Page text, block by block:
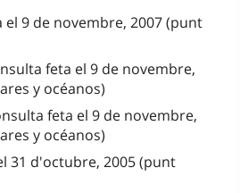
el 9 de novembre, 2007 (punt
feta el 9 de novembre,
y océanos)
feta el 9 de novembre,
y océanos)
31 d'octubre, 2005 (punt